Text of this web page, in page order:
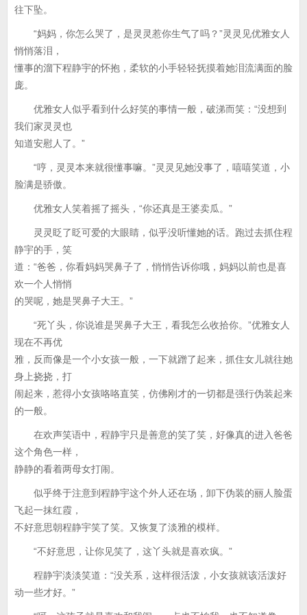
往下坠。
“妈妈，你怎么哭了，是灵灵惹你生气了吗？”灵灵见优雅女人
悄悄落泪，
懂事的溜下程静宇的怀抱，柔软的小手轻轻抚摸着她泪流满面的脸
庞。
优雅女人似乎看到什么好笑的事情一般，破涕而笑：“没想到
我们家灵灵也
知道安慰人了。”
“哼，灵灵本来就很懂事嘛。”灵灵见她没事了，嘻嘻笑道，小
脸满是骄傲。
优雅女人笑着摇了摇头，“你还真是王婆卖瓜。”
灵灵眨了眨可爱的大眼睛，似乎没听懂她的话。跑过去抓住程
静宇的手，笑
道：“爸爸，你看妈妈哭鼻子了，悄悄告诉你哦，妈妈以前也是喜
欢一个人悄悄
的哭呢，她是哭鼻子大王。”
“死丫头，你说谁是哭鼻子大王，看我怎么收拾你。”优雅女人
现在不再优
雅，反而像是一个小女孩一般，一下就蹭了起来，抓住女儿就往她
身上挠挠，打
闹起来，惹得小女孩咯咯直笑，仿佛刚才的一切都是强行伪装起来
的一般。
在欢声笑语中，程静宇只是善意的笑了笑，好像真的进入爸爸
这个角色一样，
静静的看着两母女打闹。
似乎终于注意到程静宇这个外人还在场，卸下伪装的丽人脸蛋
飞起一抹红霞，
不好意思朝程静宇笑了笑。又恢复了淡雅的模样。
“不好意思，让你见笑了，这丫头就是喜欢疯。”
程静宇淡淡笑道：“没关系，这样很活泼，小女孩就该活泼好
动一些才好。”